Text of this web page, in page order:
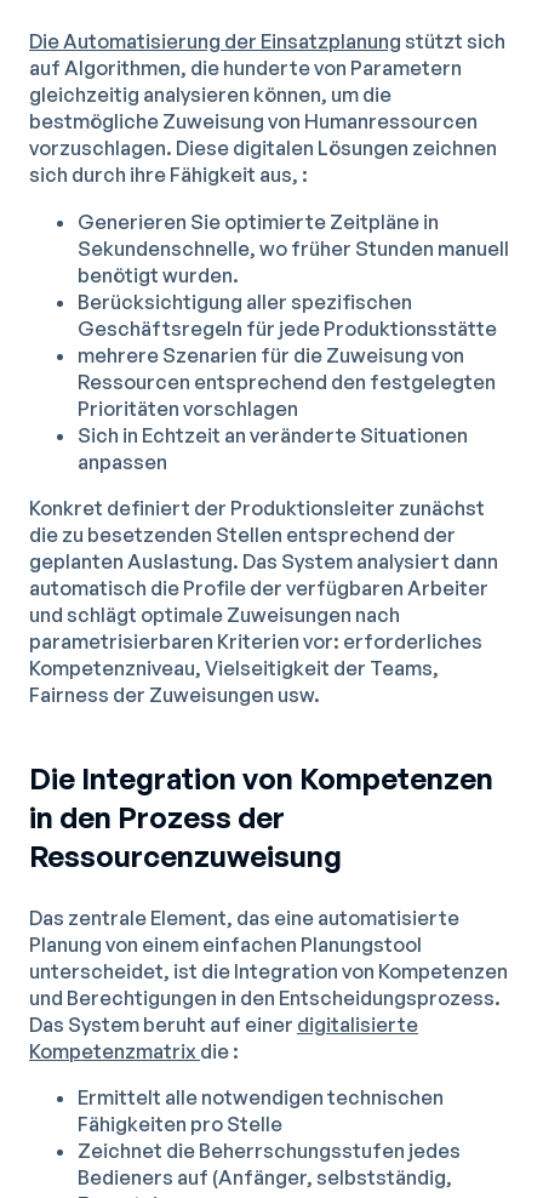
Die Automatisierung der Einsatzplanung stützt sich
auf Algorithmen, die hunderte von Parametern
gleichzeitig analysieren können, um die
bestmögliche Zuweisung von Humanressourcen
vorzuschlagen. Diese digitalen Lösungen zeichnen
sich durch ihre Fähigkeit aus, :
Generieren Sie optimierte Zeitpläne in
Sekundenschnelle, wo früher Stunden manuell
benötigt wurden.
Berücksichtigung aller spezifischen
Geschäftsregeln für jede Produktionsstätte
mehrere Szenarien für die Zuweisung von
Ressourcen entsprechend den festgelegten
Prioritäten vorschlagen
Sich in Echtzeit an veränderte Situationen
anpassen
Konkret definiert der Produktionsleiter zunächst
die zu besetzenden Stellen entsprechend der
geplanten Auslastung. Das System analysiert dann
automatisch die Profile der verfügbaren Arbeiter
und schlägt optimale Zuweisungen nach
parametrisierbaren Kriterien vor: erforderliches
Kompetenzniveau, Vielseitigkeit der Teams,
Fairness der Zuweisungen usw.
Die Integration von Kompetenzen
in den Prozess der
Ressourcenzuweisung
Das zentrale Element, das eine automatisierte
Planung von einem einfachen Planungstool
unterscheidet, ist die Integration von Kompetenzen
und Berechtigungen in den Entscheidungsprozess.
Das System beruht auf einer digitalisierte
Kompetenzmatrix die :
Ermittelt alle notwendigen technischen
Fähigkeiten pro Stelle
Zeichnet die Beherrschungsstufen jedes
Bedieners auf (Anfänger, selbstständig,